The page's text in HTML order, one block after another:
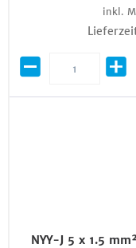
inkl.
NYY-J 5 x 1.5